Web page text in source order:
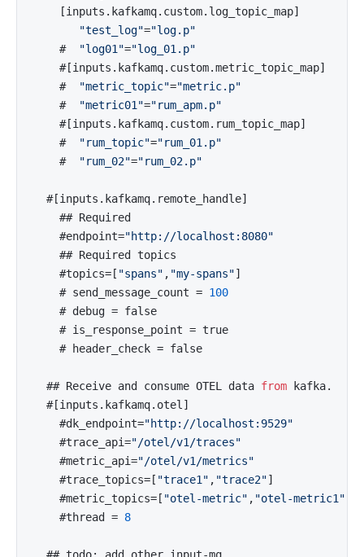
    [inputs.kafkamq.custom.log_topic_map]
"test_log"="log.p"
    #
"log01"="log_01.p"
    #[inputs.kafkamq.custom.metric_topic_map]
    #
"metric_topic"="metric.p"
    #
"metric01"="rum_apm.p"
    #[inputs.kafkamq.custom.rum_topic_map]
    #
"rum_topic"="rum_01.p"
    #
"rum_02"="rum_02.p"
  #[inputs.kafkamq.remote_handle]
    ## Required
    #endpoint=
"http://localhost:8080"
    ## Required topics
    #topics=[
"spans" , "my-spans"]
    # send_message_count =
100
    # debug = false
    # is_response_point = true
    # header_check = false
  ## Receive and consume OTEL data
from kafka.
  #[inputs.kafkamq.otel]
    #dk_endpoint=
"http://localhost:9529"
    #trace_api=
"/otel/v1/traces"
    #metric_api=
"/otel/v1/metrics"
    #trace_topics=[
"trace1" , "trace2"]
    #metric_topics=[
"otel-metric" , "otel-metric1"
    #thread =
8